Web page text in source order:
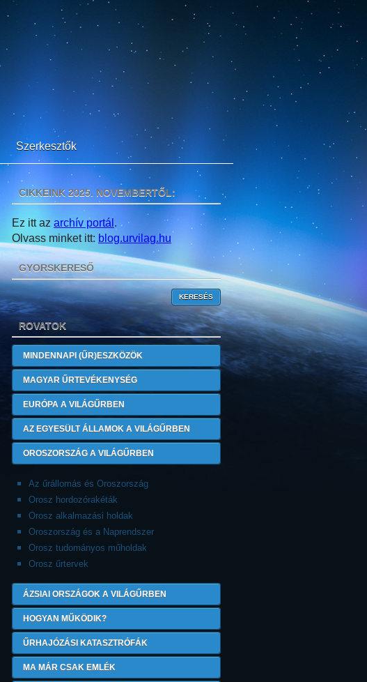
Szerkesztők
CIKKEINK 2025. NOVEMBERTŐL:
Ez itt az archív portál .
Olvass minket itt: blog.urvilag.hu
GYORSKERESŐ
ROVATOK
MINDENNAPI (ŰR)ESZKÖZÖK
MAGYAR ŰRTEVÉKENYSÉG
EURÓPA A VILÁGŰRBEN
AZ EGYESÜLT ÁLLAMOK A VILÁGŰRBEN
OROSZORSZÁG A VILÁGŰRBEN
Az űrállomás és Oroszország
Orosz hordozórakéták
Orosz alkalmazási holdak
Oroszország és a Naprendszer
Orosz tudományos műholdak
Orosz űrtervek
ÁZSIAI ORSZÁGOK A VILÁGŰRBEN
HOGYAN MŰKÖDIK?
ŰRHAJÓZÁSI KATASZTRÓFÁK
MA MÁR CSAK EMLÉK